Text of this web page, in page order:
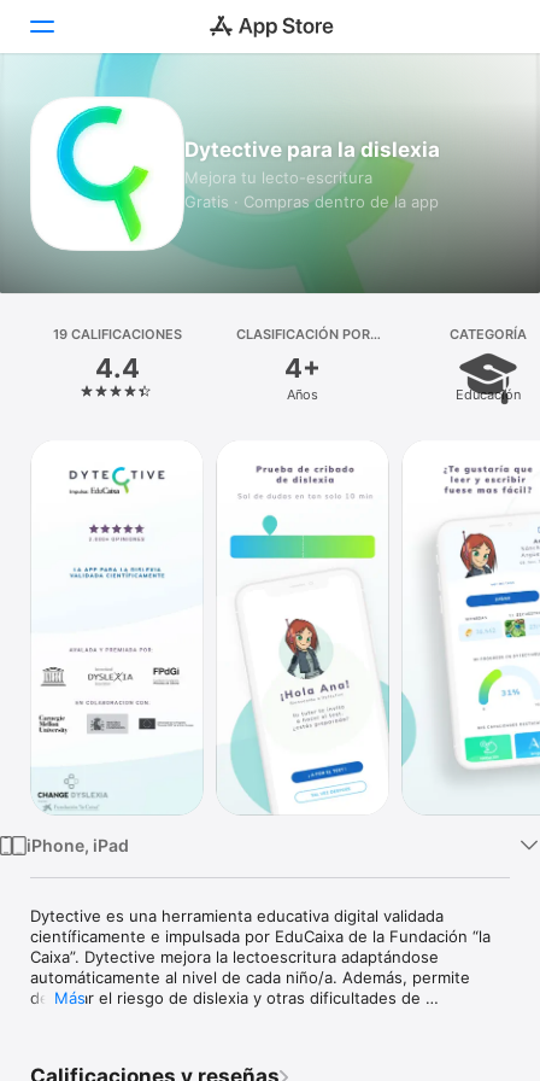
Hoy
Juegos
Apps
Plataforma
iPhone
Mac
Dytective para la dislexia
Mejora tu lecto-escritura
Gratis · Compras dentro de la app
19 CALIFICACIONES
4.4
CLASIFICACIÓN POR
4+
Años
CATEGORÍA
Educación
iPhone, iPad
Dytective es una herramienta educativa digital validada
científicamente e impulsada por EduCaixa de la Fundación “la
Caixa”. Dytective mejora la lectoescritura adaptándose
automáticamente al nivel de cada niño/a. Además, permite
detectar el riesgo de dislexia y otras dificultades de
Más
Calificaciones y reseñas